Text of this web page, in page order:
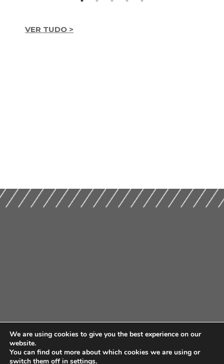
VER TUDO >
We are using cookies to give you the best experience on our
website.
You can find out more about which cookies we are using or
switch them off in settings.